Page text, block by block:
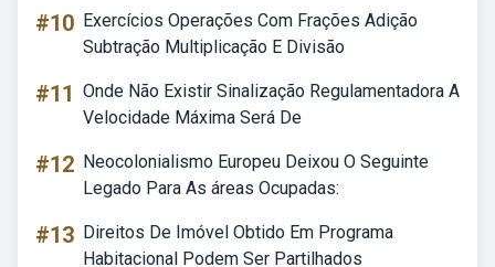
#10 Exercícios Operações Com Frações Adição
Subtração Multiplicação E Divisão
#11 Onde Não Existir Sinalização Regulamentadora A
Velocidade Máxima Será De
#12 Neocolonialismo Europeu Deixou O Seguinte
Legado Para As áreas Ocupadas:
#13 Direitos De Imóvel Obtido Em Programa
Habitacional Podem Ser Partilhados